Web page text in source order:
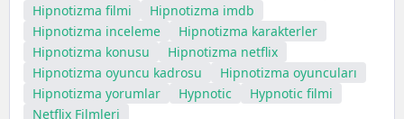
Hipnotizma filmi
Hipnotizma imdb
Hipnotizma inceleme
Hipnotizma karakterler
Hipnotizma konusu
Hipnotizma netflix
Hipnotizma oyuncu kadrosu
Hipnotizma oyuncuları
Hipnotizma yorumlar
Hypnotic
Hypnotic filmi
Netflix Filmleri